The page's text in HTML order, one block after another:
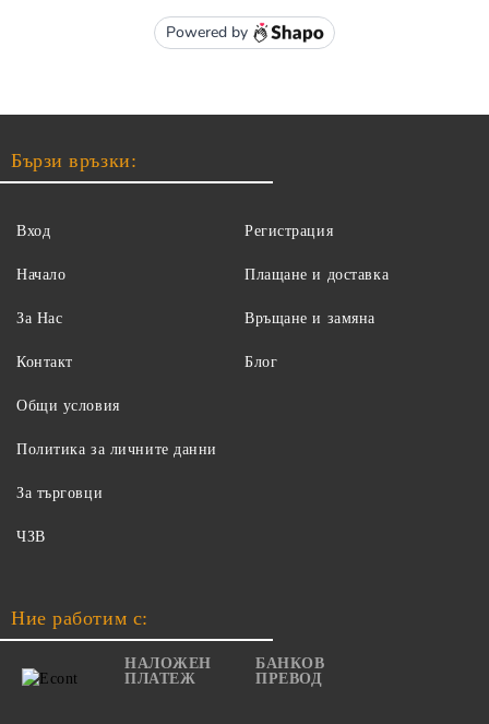
Бързи връзки:
Вход
Начало
За Нас
Контакт
Регистрация
Плащане и доставка
Връщане и замяна
Блог
Общи условия
Политика за личните данни
За търговци
ЧЗВ
Ние работим с:
НАЛОЖЕН
ПЛАТЕЖ
БАНКОВ
ПРЕВОД